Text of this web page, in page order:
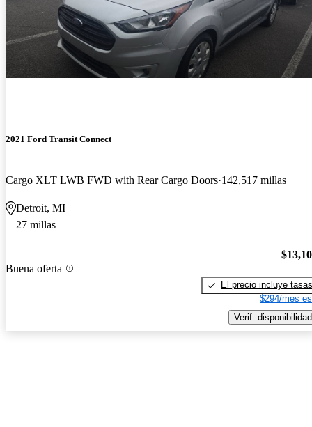
2021 Ford Transit Connect
Cargo XLT LWB FWD with Rear Cargo Doors 142,517 millas
Detroit, MI
27 millas
Buena oferta
El precio incluye tasas
$294/mes
Verif. disponibilidad